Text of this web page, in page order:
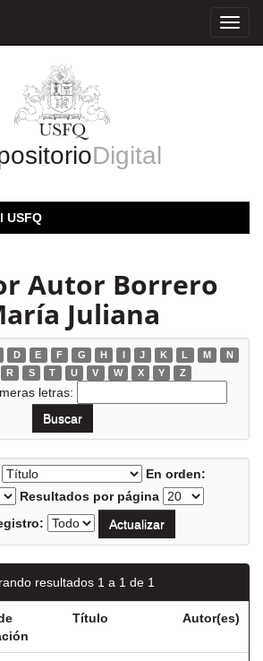
Digital
USFQ
Autor Borrero
Juliana
D E F G H I J K L M
N
R S T U V W X Y Z
letras:
En orden:
Resultados por página
resultados 1 a 1 de 1
Título Autor(es)